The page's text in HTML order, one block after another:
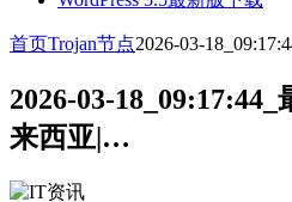
首页Trojan节点2026-03-
2026-03-
来西亚|…